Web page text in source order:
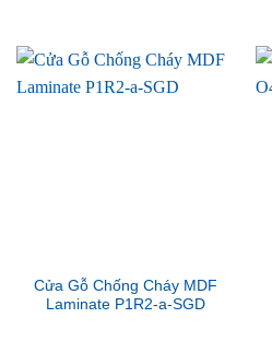
Cửa Gỗ Chống Cháy MDF
Laminate P1R2-a-SGD